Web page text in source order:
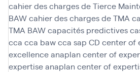
cahier des charges de Tierce
BAWcahier des charges de TMA
TMA BAWcapacités predictives
cca cca bawcca sap CD center of
excellence anaplan center of
expertise anaplan center of